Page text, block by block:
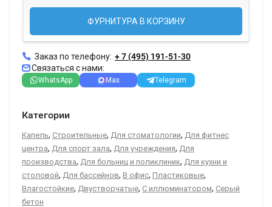
ФУРНИТУРА В КОРЗИНУ
Заказ по телефону: + 7 (495) 191-51-30
Связаться с нами:
WhatsApp Max Telegram
Категории
Капель, Строительные, Для стоматологии, Для фитнес
центра, Для спорт зала, Для учреждения, Для
производства, Для больниц и поликлиник, Для кухни и
столовой, Для бассейнов, В офис, Пластиковые,
Влагостойкие, Двустворчатые, С иллюминатором, Серый
бетон